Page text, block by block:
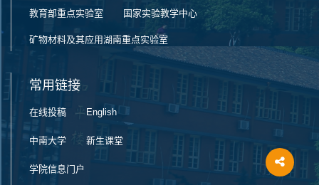
教育部重点实验室 国家实验教学中心
矿物材料及其应用湖南重点实验室
常用链接
在线投稿 English
中南大学 新生课堂
学院信息门户